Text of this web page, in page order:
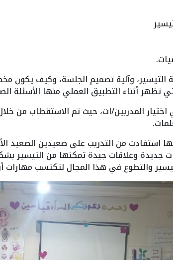
التيسير، وآلية تصميم الجلسة، وكيف يكون
تظهر أثناء التطبيق العملي منها الأسئلة
اختيار المدربين/ات، حيث تم الاستقطاب من
استفادت من التدريب على صعيدين الصعيد
جديدة وعلاقات جيدة تمكنها من التيسير
والتطوع في هذا المجال لتكتسب مهارات